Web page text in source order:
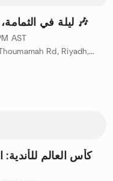
ليلة في الثمامة، بيت شَعر وأوتار عود 🎶
AST
Al Thoumamah Road, Al Thoumamah Rd, Riyadh, SA